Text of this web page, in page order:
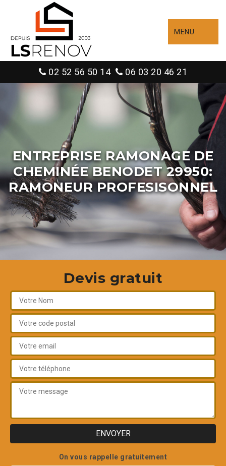
MENU
02 52 56 50 14 06 03 20 46 21
ENTREPRISE RAMONAGE DE
CHEMINÉE BENODET 29950:
RAMONEUR PROFESISONNEL
Devis gratuit
On vous rappelle gratuitement